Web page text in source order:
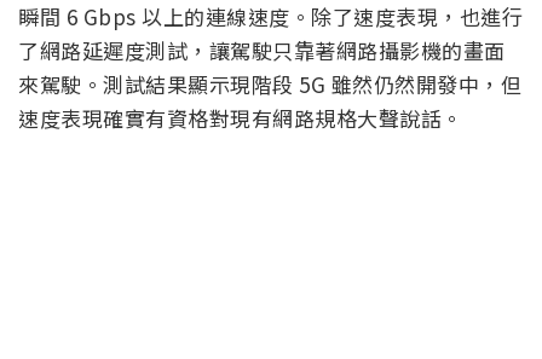
瞬間 6 Gbps 以上的連線速度。除了速度表現，也進行
了網路延遲度測試，讓駕駛只靠著網路攝影機的畫面
來駕駛。測試結果顯示現階段 5G 雖然仍然開發中，但
速度表現確實有資格對現有網路規格大聲說話。